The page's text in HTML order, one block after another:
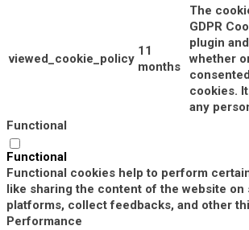
viewed_cookie_policy
11
months
The
GDPR
plugin
whether
cookies.
any
Functional
Functional
Functional cookies help to perform
like sharing the content of the website on
platforms, collect feedbacks, and other
Performance